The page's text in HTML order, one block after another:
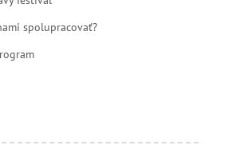
spolupracovať?